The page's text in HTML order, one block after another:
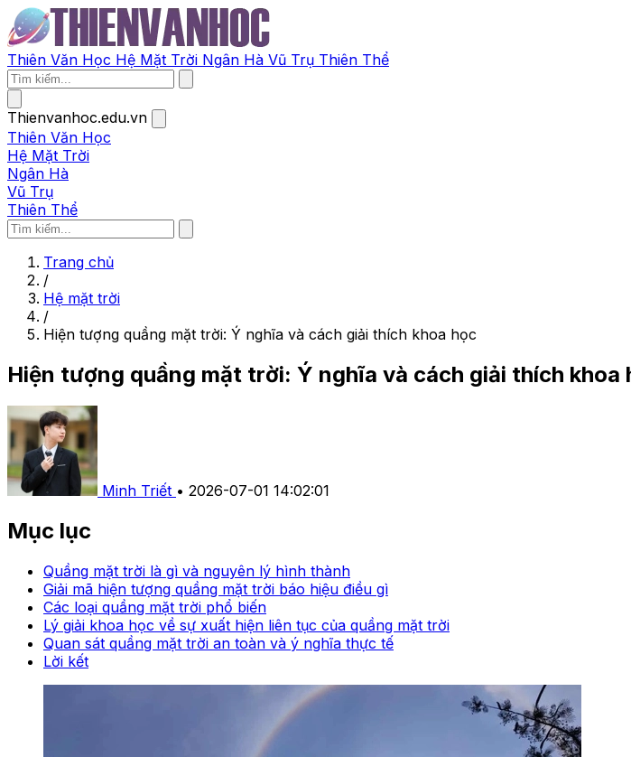
Thiên Văn Học Hệ Mặt Trời Ngân Hà Vũ Trụ Thiên Thể
Thienvanhoc.edu.vn
Thiên Văn Học
Hệ Mặt Trời
Ngân Hà
Vũ Trụ
Thiên Thể
Trang chủ
/
Hệ mặt trời
/
Hiện tượng quầng mặt trời: Ý nghĩa và cách giải thích khoa học
Hiện tượng quầng mặt trời: Ý nghĩa và cách giải thích khoa
Minh Triết • 2026-07-01 14:02:01
Mục lục
Quầng mặt trời là gì và nguyên lý hình thành
Giải mã hiện tượng quầng mặt trời báo hiệu điều gì
Các loại quầng mặt trời phổ biến
Lý giải khoa học về sự xuất hiện liên tục của quầng mặt trời
Quan sát quầng mặt trời an toàn và ý nghĩa thực tế
Lời kết